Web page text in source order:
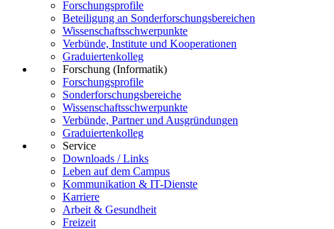
Forschungsprofile
Beteiligung an Sonderforschungsbereichen
Wissenschaftsschwerpunkte
Verbünde, Institute und Kooperationen
Graduiertenkolleg
Forschung (Informatik)
Forschungsprofile
Sonderforschungsbereiche
Wissenschaftsschwerpunkte
Verbünde, Partner und Ausgründungen
Graduiertenkolleg
Service
Downloads / Links
Leben auf dem Campus
Kommunikation & IT-Dienste
Karriere
Arbeit & Gesundheit
Freizeit